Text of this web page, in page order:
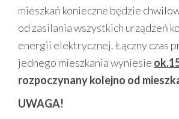
mieszkań konieczne będzie
od zasilania wszystkich urządzeń
energii elektrycznej. Łączny czas
jednego mieszkania wyniesie
rozpoczynany kolejno od
UWAGA!